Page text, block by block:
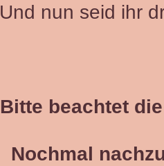
Und nun seid ihr
Bitte beachtet
Nochmal